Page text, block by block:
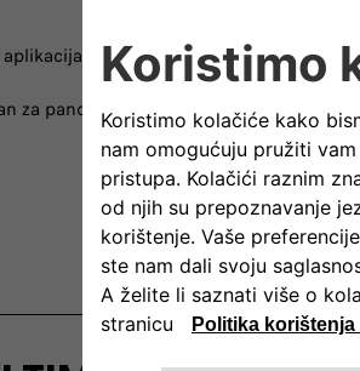
Dodatna
za panoramski krov
Dodatna oprema